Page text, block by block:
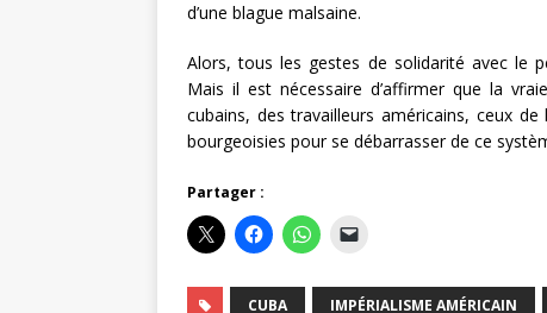
d’une blague malsaine.
Alors, tous les gestes de solidarité avec le
Mais il est nécessaire d’affirmer que la
cubains, des travailleurs américains, ceux
bourgeoisies pour se débarrasser de ce
Partager :
CUBA IMPÉRIALISME AMÉRICAIN